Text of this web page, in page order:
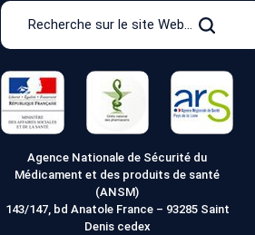
Recherche
le
site
Web
Agence Nationale de Sécurité du
Médicament et des produits de santé
(ANSM)
143/147, bd Anatole France – 93285 Saint
Denis cedex